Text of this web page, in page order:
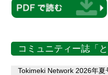
コミュニティー誌「
Tokimeki Network 2026年夏